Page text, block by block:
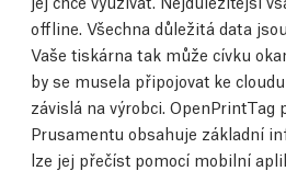
offline. Všechna důležitá data
Vaše tiskárna tak může cívku
by se musela připojovat ke
závislá na výrobci. OpenPrintTag
Prusamentu obsahuje základní
lze jej přečíst pomocí mobilní